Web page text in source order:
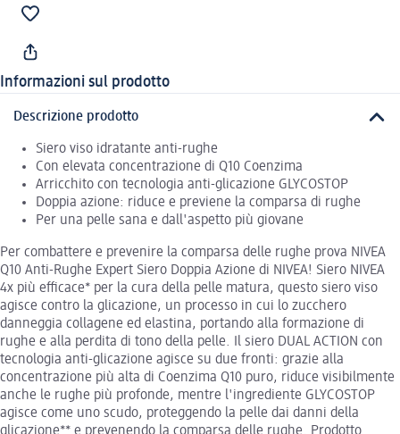
Informazioni sul prodotto
Descrizione prodotto
Siero viso idratante anti-rughe
Con elevata concentrazione di Q10 Coenzima
Arricchito con tecnologia anti-glicazione GLYCOSTOP
Doppia azione: riduce e previene la comparsa di rughe
Per una pelle sana e dall'aspetto più giovane
Per combattere e prevenire la comparsa delle rughe prova NIVEA
Q10 Anti-Rughe Expert Siero Doppia Azione di NIVEA! Siero NIVEA
4x più efficace* per la cura della pelle matura, questo siero viso
agisce contro la glicazione, un processo in cui lo zucchero
danneggia collagene ed elastina, portando alla formazione di
rughe e alla perdita di tono della pelle. Il siero DUAL ACTION con
tecnologia anti-glicazione agisce su due fronti: grazie alla
concentrazione più alta di Coenzima Q10 puro, riduce visibilmente
anche le rughe più profonde, mentre l'ingrediente GLYCOSTOP
agisce come uno scudo, proteggendo la pelle dai danni della